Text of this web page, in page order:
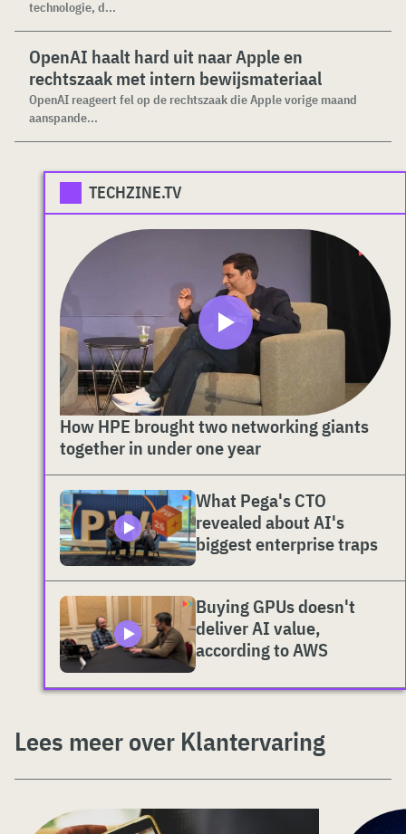
technologie, d...
OpenAI haalt hard uit naar Apple en
rechtszaak met intern bewijsmateriaal
OpenAI reageert fel op de rechtszaak die Apple vorige maand
aanspande...
TECHZINE.TV
How HPE brought two networking giants
together in under one year
What Pega's CTO
revealed about AI's
biggest enterprise traps
Buying GPUs doesn't
deliver AI value,
according to AWS
Lees meer over Klantervaring